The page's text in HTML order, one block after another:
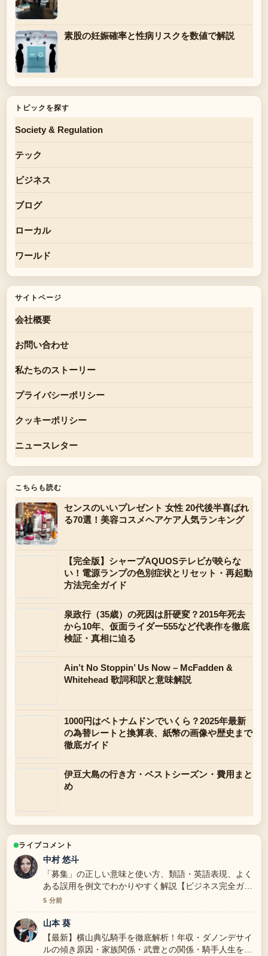
素股の妊娠確率と性病リスクを数値で解説
トピックを探す
Society & Regulation
テック
ビジネス
ブログ
ローカル
ワールド
サイトページ
会社概要
お問い合わせ
私たちのストーリー
プライバシーポリシー
クッキーポリシー
ニュースレター
こちらも読む
センスのいいプレゼント 女性 20代後半喜ばれ
る70選！美容コスメヘアケア人気ランキング
【完全版】シャープAQUOSテレビが映らな
い！電源ランプの色別症状とリセット・再起動
方法完全ガイド
泉政行（35歳）の死因は肝硬変？2015年死去
から10年、仮面ライダー555など代表作を徹底
検証・真相に迫る
Ain’t No Stoppin’ Us Now – McFadden &
Whitehead 歌詞和訳と意味解説
1000円はベトナムドンでいくら？2025年最新
の為替レートと換算表、紙幣の画像や歴史まで
徹底ガイド
伊豆大島の行き方・ベストシーズン・費用まと
め
ライブコメント
中村 悠斗
「募集」の正しい意味と使い方、類語・英語表現、よく
ある誤用を例文でわかりやすく解説【ビジネス完全ガイ
ド】 の背景説明が助かります。ライブ更新を続けてく
ださい。
5 分前
山本 葵
【最新】横山典弘騎手を徹底解析！年収・ダノンデサイ
ルの傾き原因・家族関係・武豊との関係・騎手人生を一